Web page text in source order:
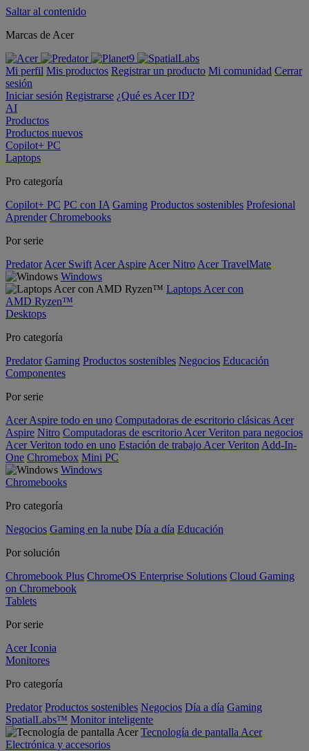
Saltar al contenido
Marcas de Acer
Mi perfil Mis productos Registrar un producto Mi comunidad Cerrar
sesión
Iniciar sesión Registrarse ¿Qué es Acer ID?
AI
Productos
Productos nuevos
Copilot+ PC
Laptops
Pro categoría
Copilot+ PC PC con IA Gaming Productos sostenibles Profesional
Aprender Chromebooks
Por serie
Predator Acer Swift Acer Aspire Acer Nitro Acer TravelMate
Windows
Laptops Acer con
AMD Ryzen™
Desktops
Pro categoría
Predator Gaming Productos sostenibles Negocios Educación
Componentes
Por serie
Acer Aspire todo en uno Computadoras de escritorio clásicas Acer
Aspire Nitro Computadoras de escritorio Acer Veriton para negocios
Acer Veriton todo en uno Estación de trabajo Acer Veriton Add-In-
One Chromebox Mini PC
Windows
Chromebooks
Pro categoría
Negocios Gaming en la nube Día a día Educación
Por solución
Chromebook Plus ChromeOS Enterprise Solutions Cloud Gaming
on Chromebook
Tablets
Por serie
Acer Iconia
Monitores
Pro categoría
Predator Productos sostenibles Negocios Día a día Gaming
SpatialLabs™ Monitor inteligente
Tecnología de pantalla Acer
Electrónica y accesorios